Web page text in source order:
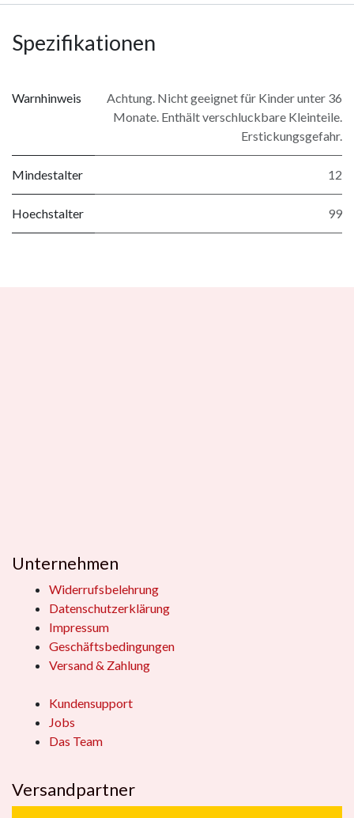
Spezifikationen
Warnhinweis
Achtung. Nicht geeignet für Kinder unter 36
Monate. Enthält verschluckbare Kleinteile.
Erstickungsgefahr.
Mindestalter 12
Hoechstalter 99
Unternehmen
Widerrufsbelehrung
Datenschutzerklärung
Impressum
Geschäftsbedingungen
Versand & Zahlung
Kundensupport
Jobs
Das Team
Versandpartner